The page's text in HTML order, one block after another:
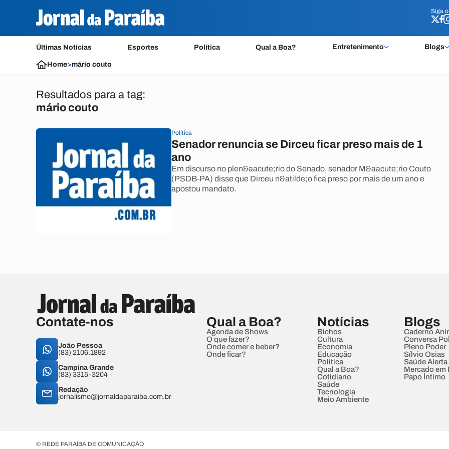
Siga o
Últimas Notícias Esportes Política Qual a Boa? Entretenimento Blogs
Siga o
Home>mário couto
Resultados para a tag:
mário couto
Política
Senador renuncia se Dirceu ficar preso mais de 1
ano
Em discurso no plen&aacute;rio do Senado, senador M&aacute;rio Couto
(PSDB-PA) disse que Dirceu n&atilde;o fica preso por mais de um ano e
apostou mandato.
Contate-nos
João Pessoa
(83) 2106.1892
Campina Grande
(83) 3315-3204
Redação
jornalismo@jornaldaparaiba.com.br
Qual a Boa?
Agenda de Shows
O que fazer?
Onde comer e beber?
Onde ficar?
Notícias
Bichos
Cultura
Economia
Educação
Política
Qual a Boa?
Cotidiano
Saúde
Tecnologia
Meio Ambiente
Blogs
Caderno
Conversa
Pleno Poder
Sílvio Osias
Saúde Alerta
Mercado em
Papo Íntimo
© REDE PARAÍBA DE COMUNICAÇÃO